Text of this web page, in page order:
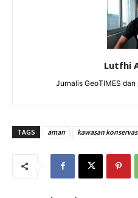
Lutfhi
Jurnalis GeoTIMES
TAGS aman kawasan